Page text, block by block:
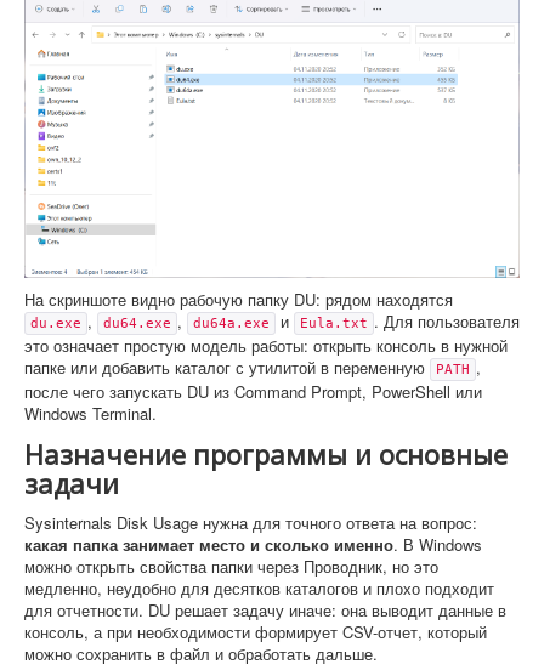
На скриншоте видно рабочую папку DU: рядом находятся
du.exe , du64.exe , du64a.exe и Eula.txt . Для пользователя
это означает простую модель работы: открыть консоль в нужной
папке или добавить каталог с утилитой в переменную
PATH
,
после чего запускать DU из Command Prompt, PowerShell или
Windows Terminal.
Назначение программы и основные
задачи
Sysinternals Disk Usage нужна для точного ответа на вопрос:
какая папка занимает место и сколько именно. В Windows
можно открыть свойства папки через Проводник, но это
медленно, неудобно для десятков каталогов и плохо подходит
для отчетности. DU решает задачу иначе: она выводит данные в
консоль, а при необходимости формирует CSV-отчет, который
можно сохранить в файл и обработать дальше.